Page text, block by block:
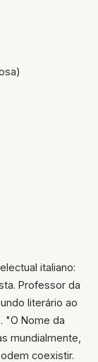
italiano:
Professor da
literário ao
"O Nome da
mundialmente,
coexistir.